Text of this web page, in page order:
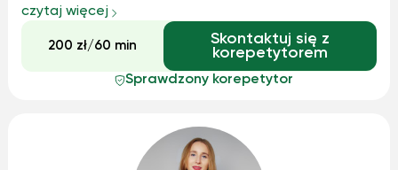
moją pasją. Jestem autorem i redaktorem kilkunastu
książek oraz tłumaczem ponad stu prac z angielskiego,
niemieckiego, francuskieg...
czytaj więcej
200 zł/60 min
Skontaktuj się z
korepetytorem
Sprawdzony korepetytor